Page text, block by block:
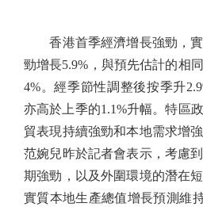
香港首季經濟增長強勁，實
勁增長5.9%，與預先估計的相
4%。經季節性調整後按季升
亦高於上季的1.1%升幅。特區
貿表現持續強勁和本地需求增
范婉兒昨於記者會表示，考慮
期強勁，以及外圍環境的潛在
實質本地生產總值增長預測維